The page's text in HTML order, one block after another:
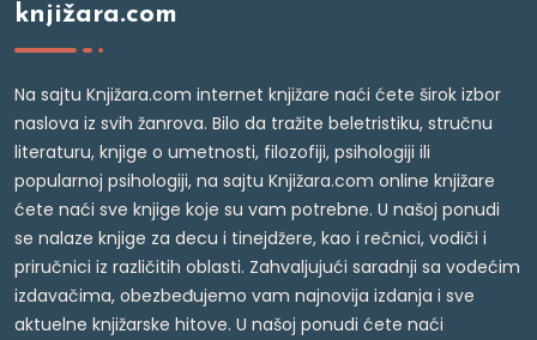
knjižara.com
Na sajtu Knjižara.com internet knjižare naći ćete širok izbor
naslova iz svih žanrova. Bilo da tražite beletristiku, stručnu
literaturu, knjige o umetnosti, filozofiji, psihologiji ili
popularnoj psihologiji, na sajtu Knjižara.com online knjižare
ćete naći sve knjige koje su vam potrebne. U našoj ponudi
se nalaze knjige za decu i tinejdžere, kao i rečnici, vodiči i
priručnici iz različitih oblasti. Zahvaljujući saradnji sa vodećim
izdavačima, obezbeđujemo vam najnovija izdanja i sve
aktuelne knjižarske hitove. U našoj ponudi ćete naći